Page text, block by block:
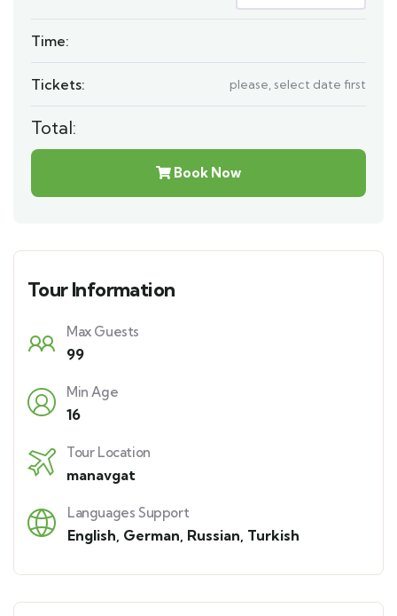
Time:
Tickets: please, select date first
Total:
Book Now
Tour Information
Max Guests
99
Min Age
16
Tour Location
manavgat
Languages Support
English, German, Russian, Turkish